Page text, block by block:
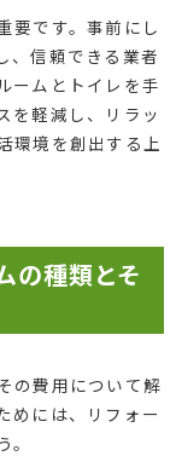
要です。事前にし
、信頼できる業者
ームとトイレを手
を軽減し、リラッ
環境を創出する上
の種類とそ
の費用について解
めには、リフォー